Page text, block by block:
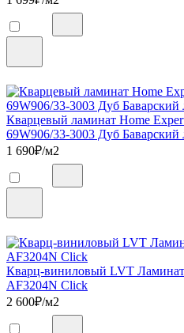
Кварцевый ламинат Home
69W906/33-3003 Дуб Баварский
1 690₽/м2
Кварц-виниловый LVT
AF3204N Click
2 600₽/м2